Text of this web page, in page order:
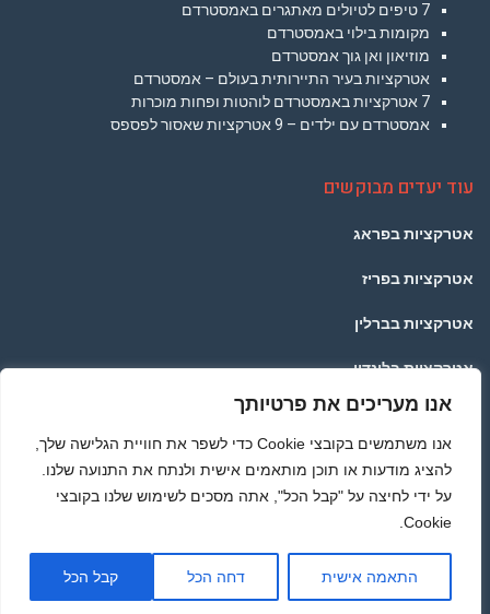
אנו מעריכים את פרטיותך
אנו משתמשים בקובצי Cookie כדי לשפר את חוויית הגלישה שלך,
להציג מודעות או תוכן מותאמים אישית ולנתח את התנועה שלנו.
על ידי לחיצה על "קבל הכל", אתה מסכים לשימוש שלנו בקובצי
Cookie.
התאמה אישית דחה הכל קבל הכל
7 טיפים לטיולים מאתגרים באמסטרדם
מקומות בילוי באמסטרדם
מוזיאון ואן גוך אמסטרדם
אטרקציות בעיר התיירותית בעולם – אמסטרדם
7 אטרקציות באמסטרדם לוהטות ופחות מוכרות
אמסטרדם עם ילדים – 9 אטרקציות שאסור לפספס
עוד יעדים מבוקשים
אטרקציות בפראג
אטרקציות בפריז
אטרקציות בברלין
אטרקציות בלונדון
אטרקציות בתאילנד
© כל הזכויות שמורות לאתר AMSTERDAMTRAVEL.CO.IL - באופן כללי אתם יודעים שלא לוקחים
גלילה
לראש